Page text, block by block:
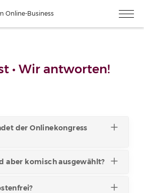
Online-Business
• Wir antworten!
der Onlinekongress
aber komisch ausgewählt?